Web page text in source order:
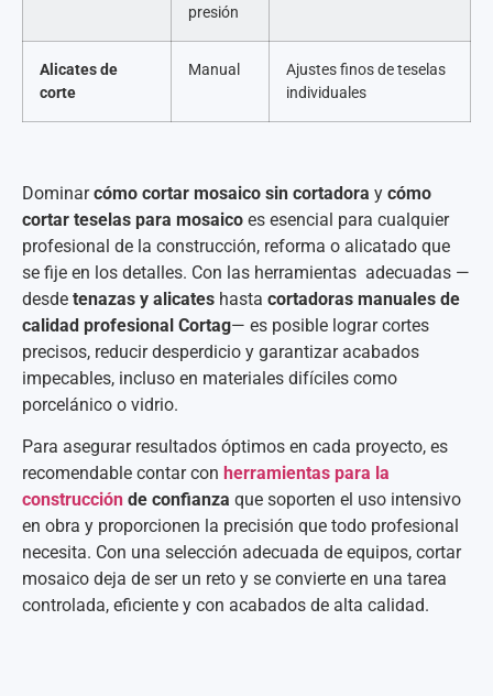
presión
Alicates de
corte
Manual
Ajustes finos de teselas
individuales
Dominarcómo cortar mosaico sin cortadora y cómo
cortar teselas para mosaico es esencial para cualquier
profesional de la construcción, reforma o alicatado que
se fije en los detalles. Con las herramientas adecuadas —
desde tenazas y alicates hasta cortadoras manuales de
calidad profesional Cortag— es posible lograr cortes
precisos, reducir desperdicio y garantizar acabados
impecables, incluso en materiales difíciles como
porcelánico o vidrio.
Para asegurar resultados óptimos en cada proyecto, es
recomendable contar con herramientas para la
construcción de confianza que soporten el uso intensivo
en obra y proporcionen la precisión que todo profesional
necesita. Con una selección adecuada de equipos, cortar
mosaico deja de ser un reto y se convierte en una tarea
controlada, eficiente y con acabados de alta calidad.